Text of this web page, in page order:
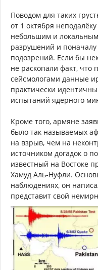
Поводом для таких
от 1 октября
небольшим и
разрушений и
подозрений. Если бы
не раскопали факт,
сейсмологами данные
практически
испытаний ядерного
Кроме того, армяне
было так называемых
на взрыв, чем на
источником догадок о
известный на Востоке
Хамуд Аль-Нуфли.
наблюдениях, он
представит свой